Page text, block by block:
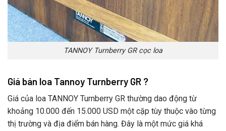
TANNOY Turnberry GR cọc loa
Giá bán loa Tannoy Turnberry GR ?
Giá của loa TANNOY Turnberry GR thường dao động từ
khoảng 10.000 đến 15.000 USD một cặp tùy thuộc vào từng
thị trường và địa điểm bán hàng. Đây là một mức giá khá